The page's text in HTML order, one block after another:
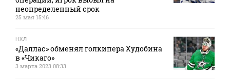
неопределенный срок
25 мая 15:46
НХЛ
«Даллас» обменял голкипера Худобина
в «Чикаго»
3 марта 2023 08:33